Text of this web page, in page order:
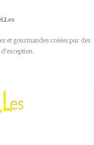
et gourmandes créées par des